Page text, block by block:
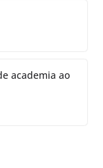
academia ao